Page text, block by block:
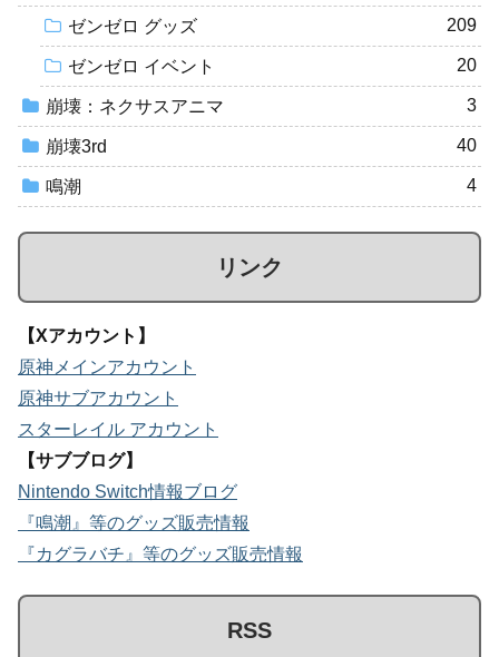
ゼンゼロ グッズ 209
ゼンゼロ イベント 20
崩壊：ネクサスアニマ 3
崩壊3rd 40
鳴潮 4
リンク
【Xアカウント】
原神メインアカウント
原神サブアカウント
スターレイル アカウント
【サブブログ】
Nintendo Switch情報ブログ
『鳴潮』等のグッズ販売情報
『カグラバチ』等のグッズ販売情報
RSS